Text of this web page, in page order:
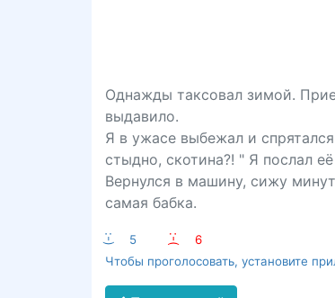
Однажды таксовал зимой.
выдавило.
Я в ужасе выбежал и
стыдно, скотина?! " Я послал
Вернулся в машину, сижу
самая бабка.
:-) 5 :-(
6
Чтобы проголосовать, установите